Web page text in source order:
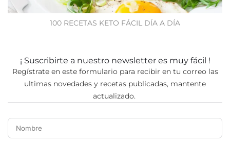
100 RECETAS KETO FÁCIL DÍA A DÍA
¡ Suscribirte a nuestro newsletter es muy fácil !
Regístrate en este formulario para recibir en tu correo las
ultimas novedades y recetas publicadas, mantente
actualizado.